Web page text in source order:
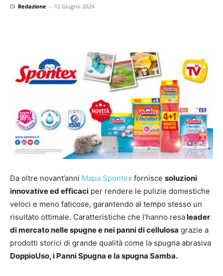
Di Redazione - 12 Giugno 2024
Da oltre novant’anni Mapa Spontex fornisce soluzioni
innovative ed efficaci per rendere le pulizie domestiche
veloci e meno faticose, garantendo al tempo stesso un
risultato ottimale. Caratteristiche che l’hanno resaleader
di mercato nelle spugne e nei panni di cellulosa grazie a
prodotti storici di grande qualità come la spugna abrasiva
DoppioUso, i Panni Spugna e la spugna Samba.